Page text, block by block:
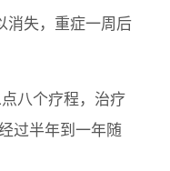
消失，重症一周后
八个疗程，治疗
过半年到一年随